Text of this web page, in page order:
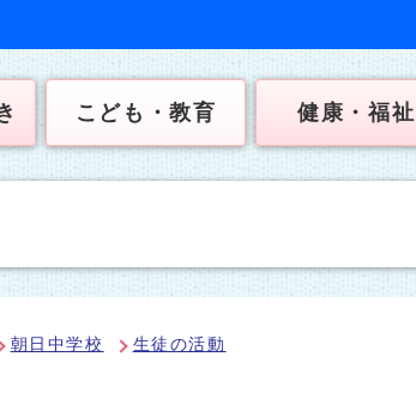
こども・教育 健康・福祉
朝日中学校 生徒の活動